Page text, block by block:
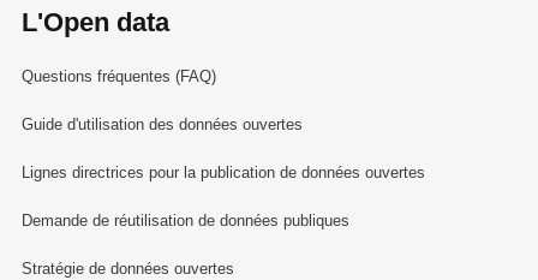
L'Open data
Questions fréquentes (FAQ)
Guide d'utilisation des données ouvertes
Lignes directrices pour la publication de données ouvertes
Demande de réutilisation de données publiques
Stratégie de données ouvertes